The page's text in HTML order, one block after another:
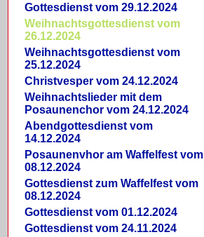
Gottesdienst vom 29.12.2024
Weihnachtsgottesdienst vom
26.12.2024
Weihnachtsgottesdienst vom
25.12.2024
Christvesper vom 24.12.2024
Weihnachtslieder mit dem
Posaunenchor vom 24.12.2024
Abendgottesdienst vom
14.12.2024
Posaunenvhor am Waffelfest vom
08.12.2024
Gottesdienst zum Waffelfest vom
08.12.2024
Gottesdienst vom 01.12.2024
Gottesdienst vom 24.11.2024